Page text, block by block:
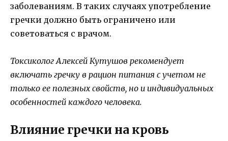
заболеваниям. В таких случаях употребление
гречки должно быть ограничено или
советоваться с врачом.
Токсиколог Алексей Кутушов рекомендует
включать гречку в рацион питания с учетом не
только ее полезных свойств, но и индивидуальных
особенностей каждого человека.
Влияние гречки на кровь